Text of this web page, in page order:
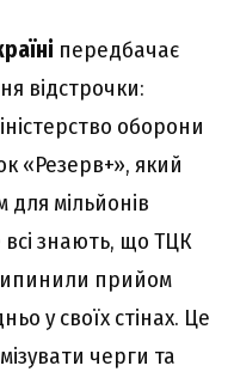
передбачає
відстрочки:
оборони
«Резерв+», який
для мільйонів
всі знають, що ТЦК
прийом
у своїх стінах. Це
черги та